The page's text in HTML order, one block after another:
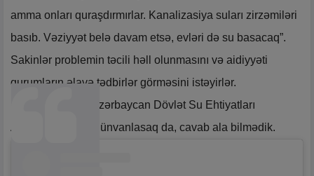
amma onları quraşdırmırlar. Kanalizasiya suları zirzəmiləri
basıb. Vəziyyət belə davam etsə, evləri də su basacaq”.
Sakinlər problemin təcili həll olunmasını və aidiyyəti
qurumların əlavə tədbirlər görməsini istəyirlər.
Məsələ ilə bağlı Azərbaycan Dövlət Su Ehtiyatları
Agentliyinə sorğu ünvanlasaq da, cavab ala bilmədik.